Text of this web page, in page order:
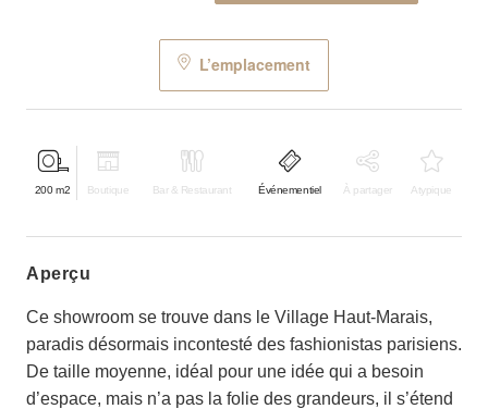
L’emplacement
200 m2 Boutique Bar & Restaurant Événementiel À partager Atypique
aperçu
Ce showroom se trouve dans le Village Haut-Marais,
paradis désormais incontesté des fashionistas parisiens.
De taille moyenne, idéal pour une idée qui a besoin
d’espace, mais n’a pas la folie des grandeurs, il s’étend